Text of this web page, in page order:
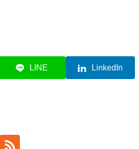
LINE LinkedIn